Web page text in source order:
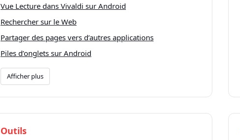
Vue Lecture dans Vivaldi sur Android
Rechercher sur le Web
Partager des pages vers d’autres applications
Piles d’onglets sur Android
Afficher plus
Outils